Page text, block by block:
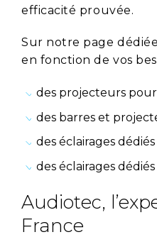
efficacité prouvée.
Sur notre page dédiée
en fonction de vos
des projecteurs
des barres et
des éclairages
des éclairages
Audiotec,
France